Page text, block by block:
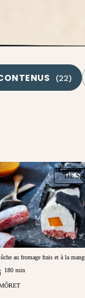
(22)
DE
au fromage frais et à la
180 min